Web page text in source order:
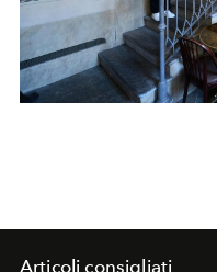
Articoli consigliati